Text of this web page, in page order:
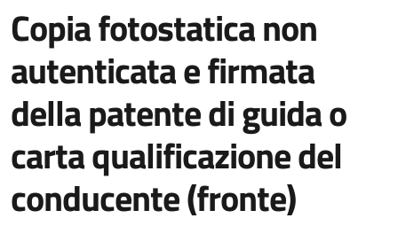
Copia fotostatica non
autenticata e firmata
della patente di guida o
carta qualificazione del
conducente (fronte)